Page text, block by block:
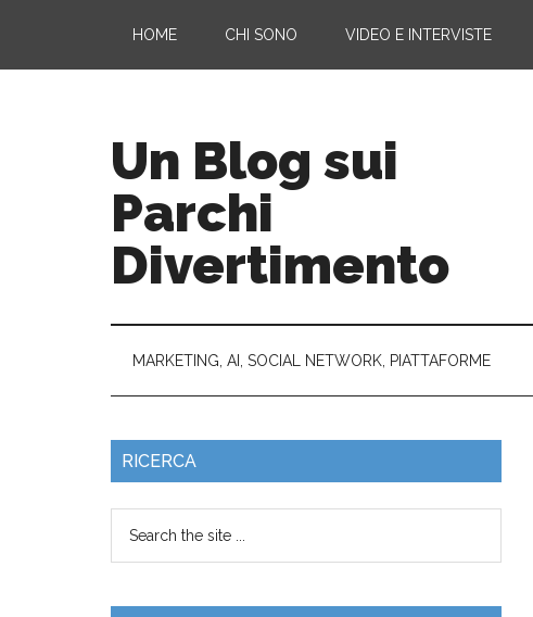
HOME CHI SONO VIDEO E INTERVISTE
Un Blog sui
Parchi
Divertimento
MARKETING, AI, SOCIAL NETWORK, PIATTAFORME
RICERCA